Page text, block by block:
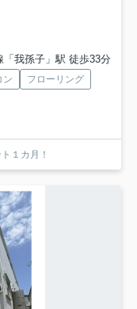
「我孫子」駅 徒歩33分
ン
フローリング
１カ月！